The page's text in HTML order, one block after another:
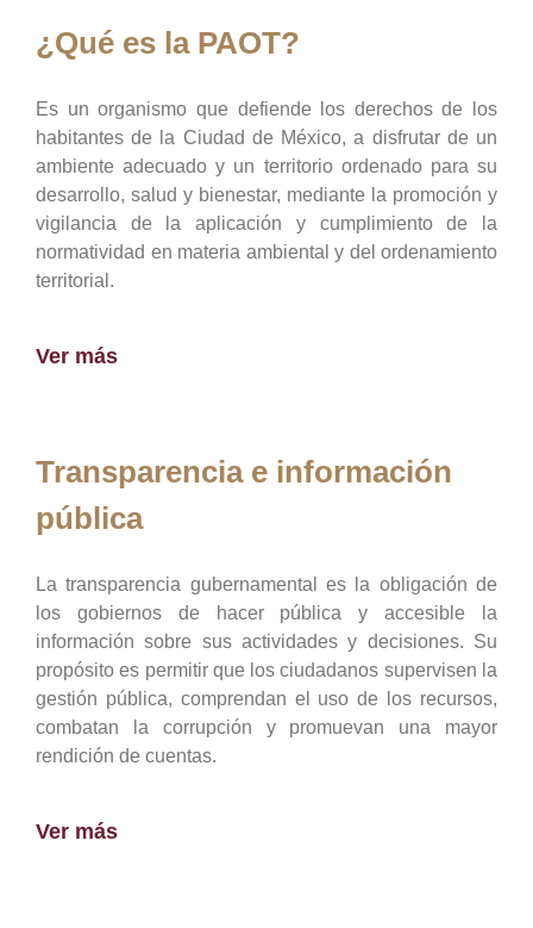
¿Qué es la PAOT?
Es un organismo que defiende los derechos de los
habitantes de la Ciudad de México, a disfrutar de un
ambiente adecuado y un territorio ordenado para su
desarrollo, salud y bienestar, mediante la promoción y
vigilancia de la aplicación y cumplimiento de la
normatividad en materia ambiental y del ordenamiento
territorial.
Ver más
Transparencia e información
pública
La transparencia gubernamental es la obligación de
los gobiernos de hacer pública y accesible la
información sobre sus actividades y decisiones. Su
propósito es permitir que los ciudadanos supervisen la
gestión pública, comprendan el uso de los recursos,
combatan la corrupción y promuevan una mayor
rendición de cuentas.
Ver más